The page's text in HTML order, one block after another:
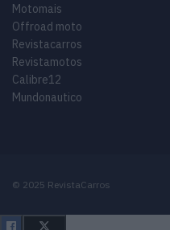
Motomais
Offroad moto
Revistacarros
Revistamotos
Calibre12
Mundonautico
© 2025 RevistaCarros